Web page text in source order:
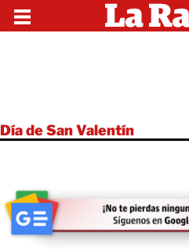
Día de San Valentín